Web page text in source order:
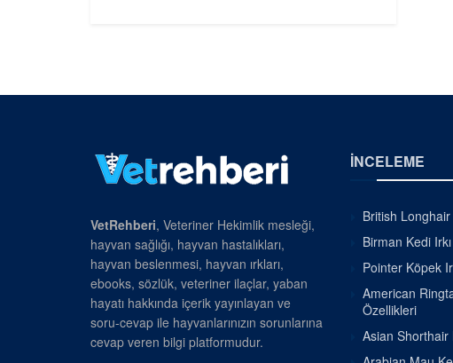
VetRehberi, Veteriner Hekimlik mesleği,
hayvan sağlığı, hayvan hastalıkları,
hayvan beslenmesi, hayvan ırkları,
ebooks, sözlük, veteriner ilaçlar, yaban
hayatı hakkında içerik yayınlayan ve
soru-cevap ile hayvanlarınızın sorunlarına
cevap veren bilgi platformudur.
İNCELEME
British
Birman Kedi
Pointer Köpek
American
Özellikleri
Asian Shorthair